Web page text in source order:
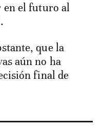
en el futuro al
que la
aún no ha
final de